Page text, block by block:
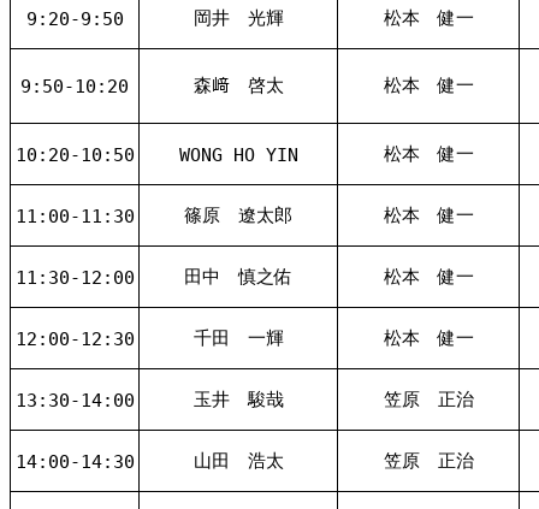
9:20-9:50 岡井 光輝 松本 健一
9:50-10:20 森﨑 啓太 松本 健一
10:20-10:50 WONG HO YIN 松本 健一
11:00-11:30 篠原 遼太郎 松本 健一
11:30-12:00 田中 慎之佑 松本 健一
12:00-12:30 千田 一輝 松本 健一
13:30-14:00 玉井 駿哉 笠原 正治
14:00-14:30 山田 浩太 笠原 正治